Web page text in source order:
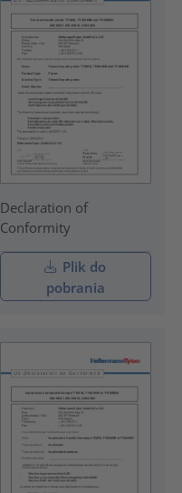
Declaration of
Conformity
Plik do
pobrania